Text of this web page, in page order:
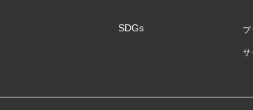
SDGs
サ